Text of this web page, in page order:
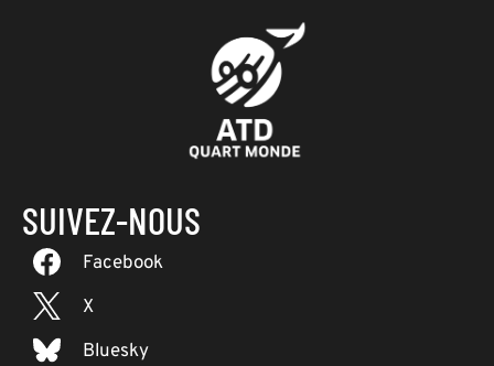
SUIVEZ-NOUS
Facebook
X
Bluesky